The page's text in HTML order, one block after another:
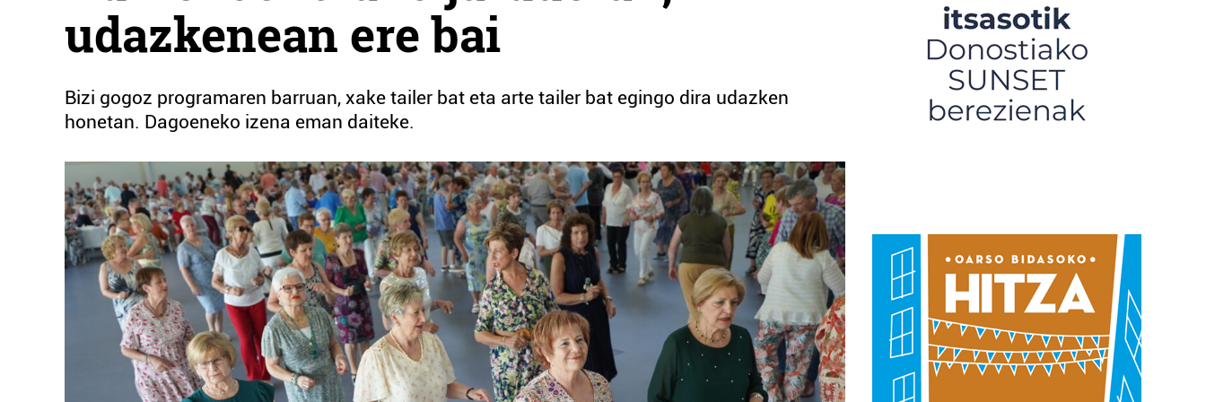
udazkenean ere bai
Bizi gogoz programaren barruan, xake tailer bat eta arte tailer bat egingo dira udazken
honetan. Dagoeneko izena eman daiteke.